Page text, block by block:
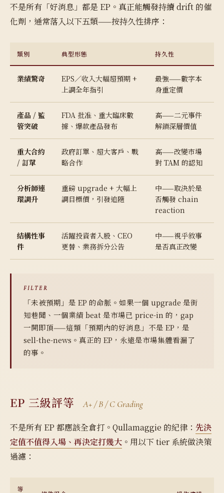
不是所有「好消息」都是 EP。真正能觸發持續 drift 的催
化劑，通常落入以下五類——按持久性排序：
類別 典型形態 持久性
業績驚奇
EPS／收入大幅超預期 +
上調全年指引
最強——數字本
身重定價
產品 / 監
管突破
FDA 批准、重大臨床數
據、爆款產品發布
高——二元事件
解鎖深層價值
重大合約
/ 訂單
政府訂單、超大客戶、戰
略合作
高——改變市場
對 TAM 的認知
分析師連
環調升
重磅 upgrade + 大幅上
調目標價，引發追隨
中——取決於是
否觸發 chain
reaction
結構性事
件
活躍投資者入股、CEO
更替、業務拆分公告
中——視乎敘事
是否真正改變
FILTER
「未被預期」是 EP 的命脈 。如果一個 upgrade 是街
知巷聞、一個業績 beat 是市場已 price-in 的，gap
一開即頂——這類「預期內的好消息」不是 EP，是
sell-the-news。真正的 EP，永遠是市場集體看漏了
的事。
EP 三級評等 A+ / B / C Grading
不是所有 EP 都應該全倉打。Qullamaggie 的紀律： 先決
定值不值得入場、再決定打幾大 。用以下 tier 系統做決策
過濾：
等